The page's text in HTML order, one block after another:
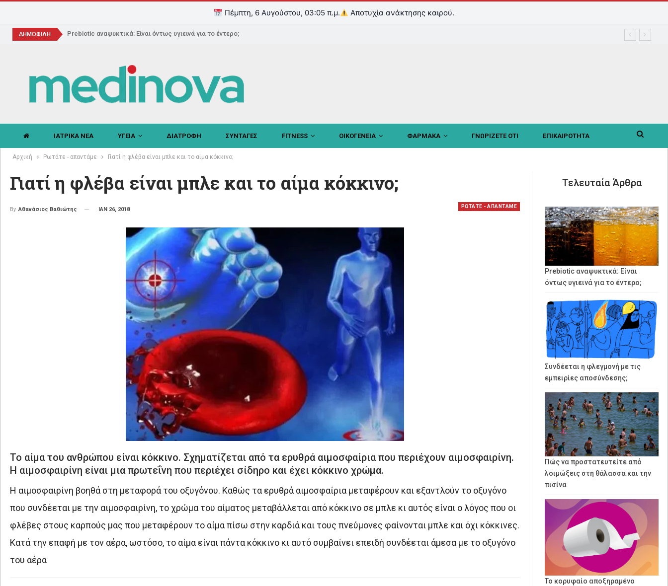
Πέμπτη, 6 Αυγούστου, 03:05 π.μ. Αποτυχία ανάκτησης καιρού.
ΔΗΜΟΦΙΛΗ Prebiotic αναψυκτικά: Είναι όντως υγιεινά για το έντερο;
ΙΑΤΡΙΚΑ ΝΕΑ ΥΓΕΙΑ ΔΙΑΤΡΟΦΗ ΣΥΝΤΑΓΕΣ FITNESS ΟΙΚΟΓΕΝΕΙΑ ΦΑΡΜΑΚΑ ΓΝΩΡΙΖΕΤΕ ΟΤΙ ΕΠΙΚΑΙΡΟΤΗΤΑ
Αρχική Ρωτάτε - απαντάμε Γιατί η φλέβα είναι μπλε και το αίμα κόκκινο;
Γιατί η φλέβα είναι μπλε και το αίμα κόκκινο;
ΡΩΤΑΤΕ - ΑΠΑΝΤΑΜΕ
By Αθανάσιος Βαθιώτης ΙΑΝ 26, 2018
Το αίμα του ανθρώπου είναι κόκκινο. Σχηματίζεται από τα ερυθρά αιμοσφαίρια που περιέχουν αιμοσφαιρίνη.
Η αιμοσφαιρίνη είναι μια πρωτεΐνη που περιέχει σίδηρο και έχει κόκκινο χρώμα.
Η αιμοσφαιρίνη βοηθά στη μεταφορά του οξυγόνου. Καθώς τα ερυθρά αιμοσφαίρια μεταφέρουν και εξαντλούν το οξυγόνο
που συνδέεται με την αιμοσφαιρίνη, το χρώμα του αίματος μεταβάλλεται από κόκκινο σε μπλε κι αυτός είναι ο λόγος που οι
φλέβες στους καρπούς μας που μεταφέρουν το αίμα πίσω στην καρδιά και τους πνεύμονες φαίνονται μπλε και όχι κόκκινες.
Κατά την επαφή με τον αέρα, ωστόσο, το αίμα είναι πάντα κόκκινο κι αυτό συμβαίνει επειδή συνδέεται άμεσα με το οξυγόνο
του αέρα
Τελευταία Άρθρα
Prebiotic αναψυκτικά: Είναι
όντως υγιεινά για το έντερο;
Συνδέεται η φλεγμονή με τις
εμπειρίες αποσύνδεσης;
Πώς να προστατευτείτε από
λοιμώξεις στη θάλασσα και την
πισίνα
Το κορυφαίο αποξηραμένο